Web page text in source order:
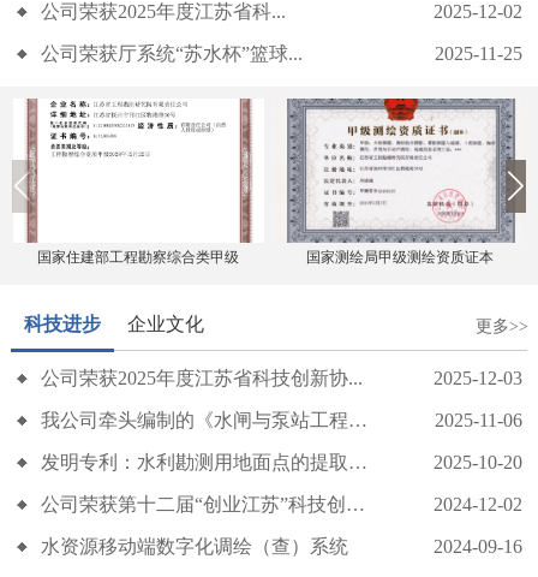
公司开展 CPR+AED 专项急救培训
公司荣获2025年度江苏省科... 2025-12-02
公司荣获厅系统“苏水杯”篮球... 2025-11-25
国家住建部工程勘察综合类甲级 国家测绘局甲级测绘资质证本
科技进步 企业文化 更多>>
公司荣获2025年度江苏省科技创新协... 2025-12-03
我公司牵头编制的《水闸与泵站工程地质... 2025-11-06
发明专利：水利勘测用地面点的提取优化... 2025-10-20
公司荣获第十二届“创业江苏”科技创业... 2024-12-02
水资源移动端数字化调绘（查）系统 2024-09-16